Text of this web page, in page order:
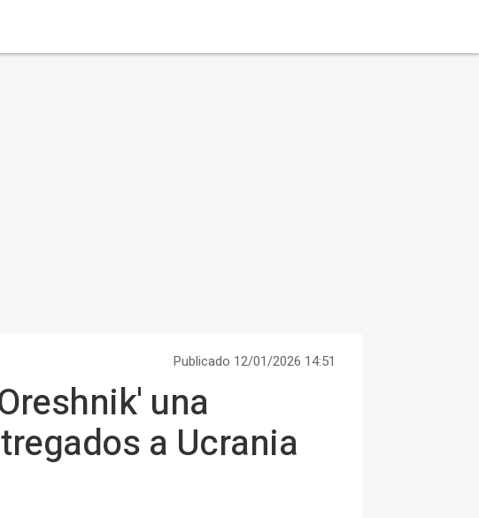
Publicado 12/01/2026 14:51
una
a Ucrania